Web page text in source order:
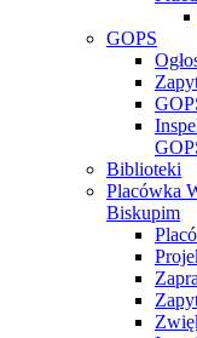
GOPS
Biblioteki
Placówka
Biskupim